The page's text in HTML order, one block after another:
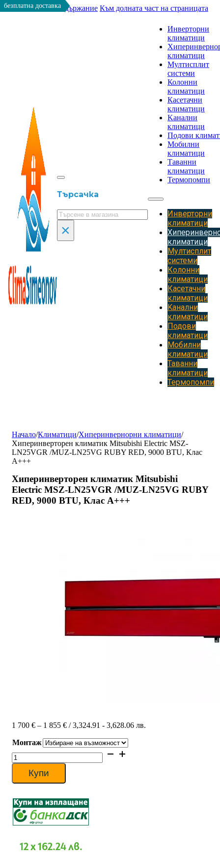
Към основното съдържание Към долната част на страницата
Търсачка
Търсене
×
Инверторни
климатици
климатици
Мултисплит
системи
Колонни
климатици
Касетачни
климатици
Kанални
климатици
Подови
Мобилни
климатици
Таванни
климатици
Термопомпи
Инверторни
климатици
климатици
Мултисплит
системи
Колонни
климатици
Касетачни
климатици
Kанални
климатици
Подови
климатици
Мобилни
климатици
Таванни
климатици
Термопомпи
Начало/Климатици/Хиперинвернорни климатици/
Хиперинверторен климатик Mitsubishi Electric MSZ-
LN25VGR /MUZ-LN25VG RUBY RED, 9000 BTU, Клас
A+++
Хиперинверторен климатик Mitsubishi
Electric MSZ-LN25VGR /MUZ-LN25VG RUBY
RED, 9000 BTU, Клас A+++
безплатна доставка
1 700 € – 1 855 €Price
1
700 €
/ 3,324.91 - 3,628.06 лв.
Монтаж
количество
за
Хиперинверторен
климатик
MSZ-
LN25VGR
/MUZ-
RED,
Купи
12 x 162.24 лв.